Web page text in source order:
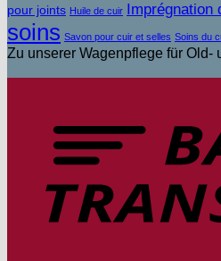
pour joints Huile de cuir Imprégnation
soins Savon pour cuir et selles Soins du
Zu unserer Wagenpflege für Old-